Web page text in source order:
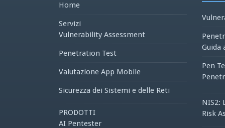
Home
Servizi
Vulnerability Assessment
Penetration Test
Valutazione App Mobile
Sicurezza dei Sistemi e delle Reti
PRODOTTI
AI Pentester
Guida
Pen
NIS2:
Risk